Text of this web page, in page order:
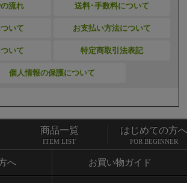
流れ 送料･手数料について
いて お支払い方法について
いて 特定商取引法表記
個人情報の保護について
商品一覧
へ お買い物ガイド
商品一覧
ITEM LIST
はじめての方へ
FOR BEGINNER